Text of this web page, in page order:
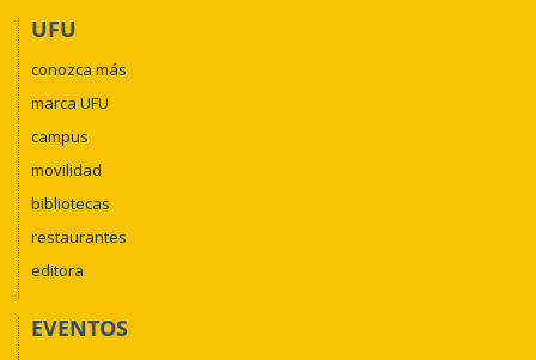
UFU
conozca más
marca UFU
campus
movilidad
bibliotecas
restaurantes
editora
EVENTOS